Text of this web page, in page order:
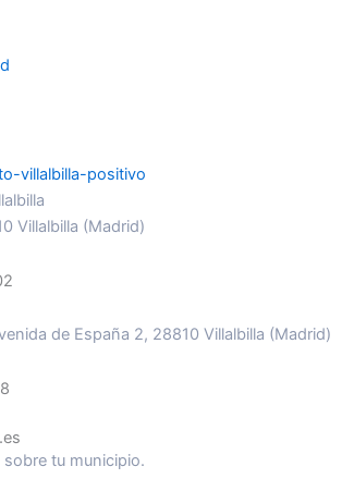
Villalbilla (Madrid)
de España 2, 28810 Villalbilla (Madrid)
tu municipio.